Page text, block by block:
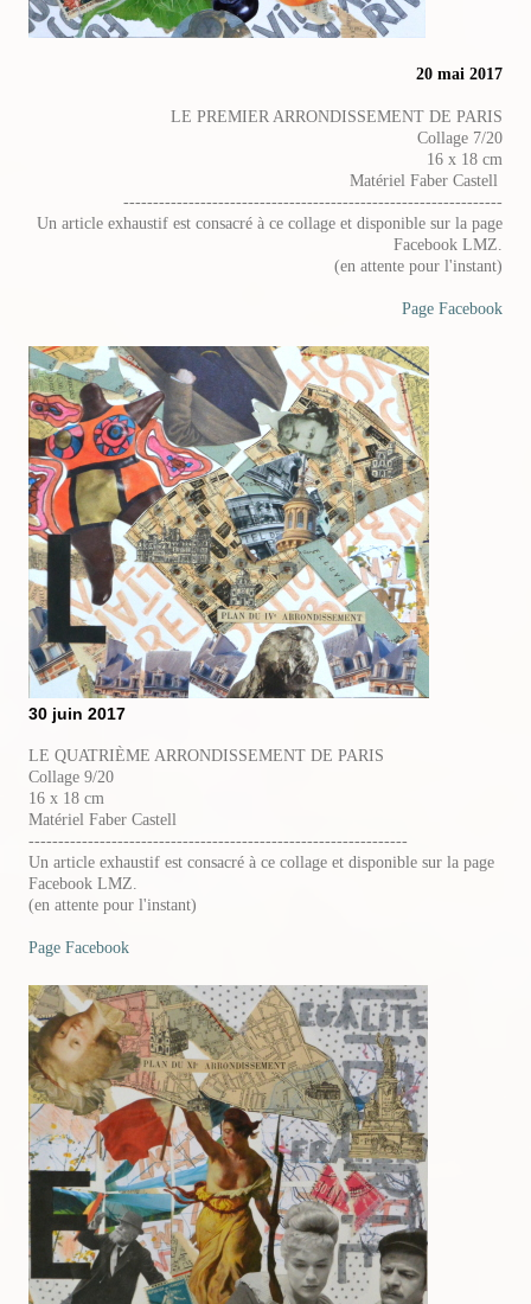
20 mai 2017
LE PREMIER ARRONDISSEMENT DE PARIS
Collage 7/20
16 x 18 cm
Matériel Faber Castell
----------------------------------------------------------------
Un article exhaustif est consacré à ce collage et disponible sur la page
Facebook LMZ.
(en attente pour l'instant)
Page Facebook
30 juin 2017
LE QUATRIÈME ARRONDISSEMENT DE PARIS
Collage 9/20
16 x 18 cm
Matériel Faber Castell
----------------------------------------------------------------
Un article exhaustif est consacré à ce collage et disponible sur la page
Facebook LMZ.
(en attente pour l'instant)
Page Facebook